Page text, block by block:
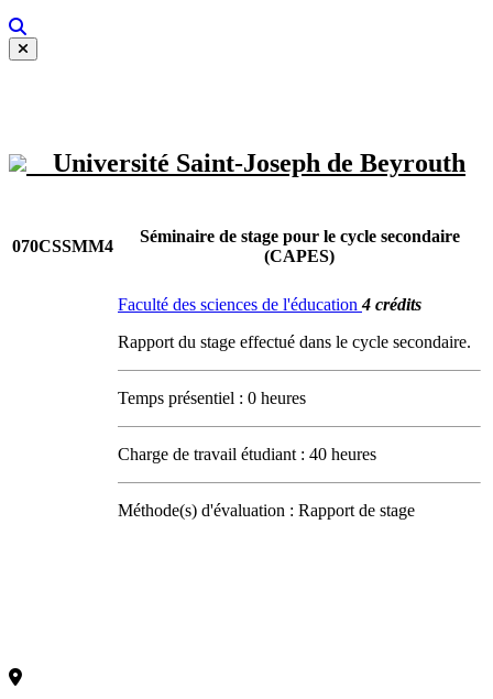
Université Saint-Joseph de Beyrouth
070CSSMM4
Séminaire de stage pour le cycle secondaire
(CAPES)
Faculté des sciences de l'éducation4 crédits
Rapport du stage effectué dans le cycle secondaire.
Temps présentiel : 0 heures
Charge de travail étudiant : 40 heures
Méthode(s) d'évaluation : Rapport de stage